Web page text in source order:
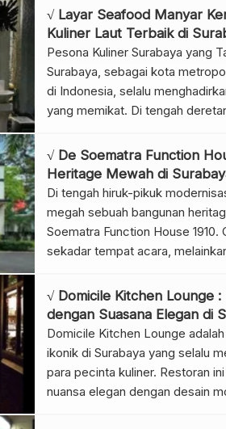
konsep all you can eat dengan
internasional dan lokal yang
dibuka, Kafe […]
√ Layar Seafood Manyar
Kuliner Laut Terbaik di
Pesona Kuliner Surabaya yang
Surabaya, sebagai kota
di Indonesia, selalu
yang memikat. Di tengah
di kalangan pecinta makanan
Manyar Kertoarjo. Restoran ini
wajib bagi siapa pun yang […]
√ De Soematra Function
Heritage Mewah di
Di tengah hiruk-pikuk
megah sebuah bangunan
Soematra Function House 1910.
sekadar tempat acara,
kini. Bangunan yang sudah
ini menghadirkan nuansa klasik
kemewahan, menjadikannya
istimewa untuk berbagai
√ Domicile Kitchen Lounge
dengan Suasana Elegan di
Domicile Kitchen Lounge
ikonik di Surabaya yang selalu
para pecinta kuliner. Restoran
nuansa elegan dengan desain